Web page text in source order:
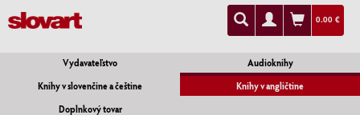
0.00 €
Vydavateľstvo
Audioknihy
Knihy v slovenčine a češtine
Knihy v angličtine
Doplnkový tovar